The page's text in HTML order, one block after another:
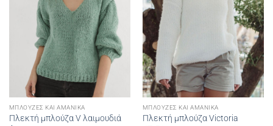
ΜΠΛΟΎΖΕΣ ΚΑΙ ΑΜΆΝΙΚΑ
Πλεκτή μπλούζα V λαιμουδιά
ΜΠΛΟΎΖΕΣ ΚΑΙ ΑΜΆΝΙΚΑ
Πλεκτή μπλούζα Victoria